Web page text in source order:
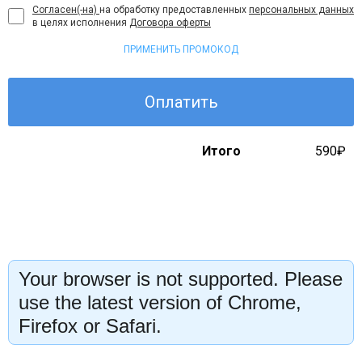
Согласен(-на) на обработку предоставленных персональных данных
в целях исполнения Договора оферты
ПРИМЕНИТЬ ПРОМОКОД
Оплатить
Итого 590₽
Your browser is not supported. Please
use the latest version of Chrome,
Firefox or Safari.